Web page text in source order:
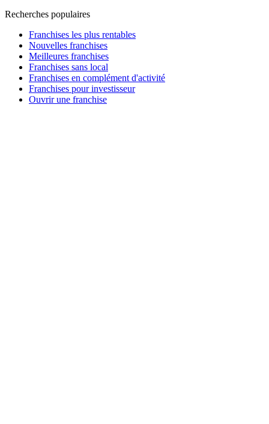
Recherches populaires
Franchises les plus rentables
Nouvelles franchises
Meilleures franchises
Franchises sans local
Franchises en complément d'activité
Franchises pour investisseur
Ouvrir une franchise